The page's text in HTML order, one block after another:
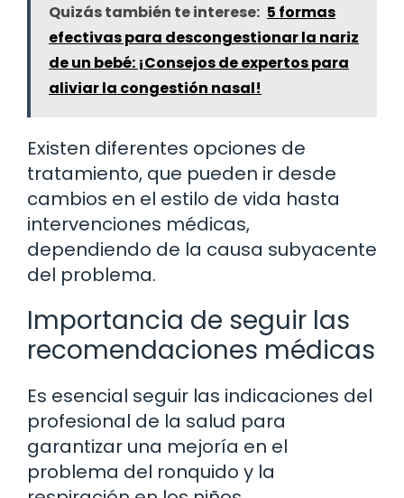
Quizás también te interese: 5 formas
efectivas para descongestionar la nariz
de un bebé: ¡Consejos de expertos para
aliviar la congestión nasal!
Existen diferentes opciones de
tratamiento, que pueden ir desde
cambios en el estilo de vida hasta
intervenciones médicas,
dependiendo de la causa subyacente
del problema.
Importancia de seguir las
recomendaciones médicas
Es esencial seguir las indicaciones del
profesional de la salud para
garantizar una mejoría en el
problema del ronquido y la